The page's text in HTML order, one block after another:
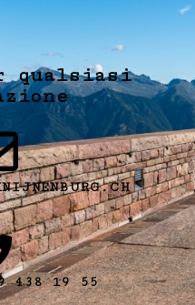
qualsiasi
438 19 55